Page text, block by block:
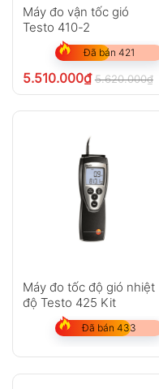
Máy đo vận tốc gió
Testo 410-2
Đã bán 421
5.510.000₫ 5.620.000₫
Máy đo tốc độ gió nhiệt
độ Testo 425 Kit
Đã bán 433